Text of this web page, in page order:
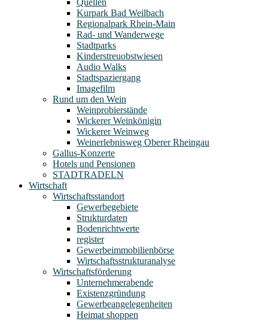
Quellen
Kurpark Bad Weilbach
Regionalpark Rhein-Main
Rad- und Wanderwege
Stadtparks
Kinderstreuobstwiesen
Audio Walks
Stadtspaziergang
Imagefilm
Rund um den Wein
Weinprobierstände
Wickerer Weinkönigin
Wickerer Weinweg
Weinerlebnisweg Oberer Rheingau
Gallus-Konzerte
Hotels und Pensionen
STADTRADELN
Wirtschaft
Wirtschaftsstandort
Gewerbegebiete
Strukturdaten
Bodenrichtwerte
register
Gewerbeimmobilienbörse
Wirtschaftsstrukturanalyse
Wirtschaftsförderung
Unternehmerabende
Existenzgründung
Gewerbeangelegenheiten
Heimat shoppen